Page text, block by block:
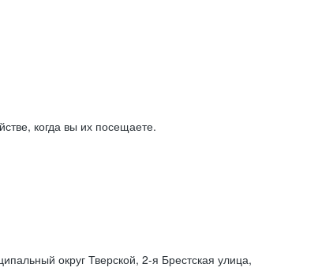
когда вы их посещаете.
округ Тверской, 2-я Брестская улица,